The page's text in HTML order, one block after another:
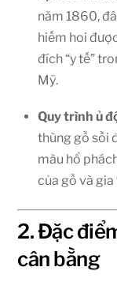
năm 1860,
hiếm hoi
đích “y tế”
Mỹ.
Quy trình ủ
thùng gỗ sồi
màu hổ
của gỗ và gia
2. Đặc
cân bằng